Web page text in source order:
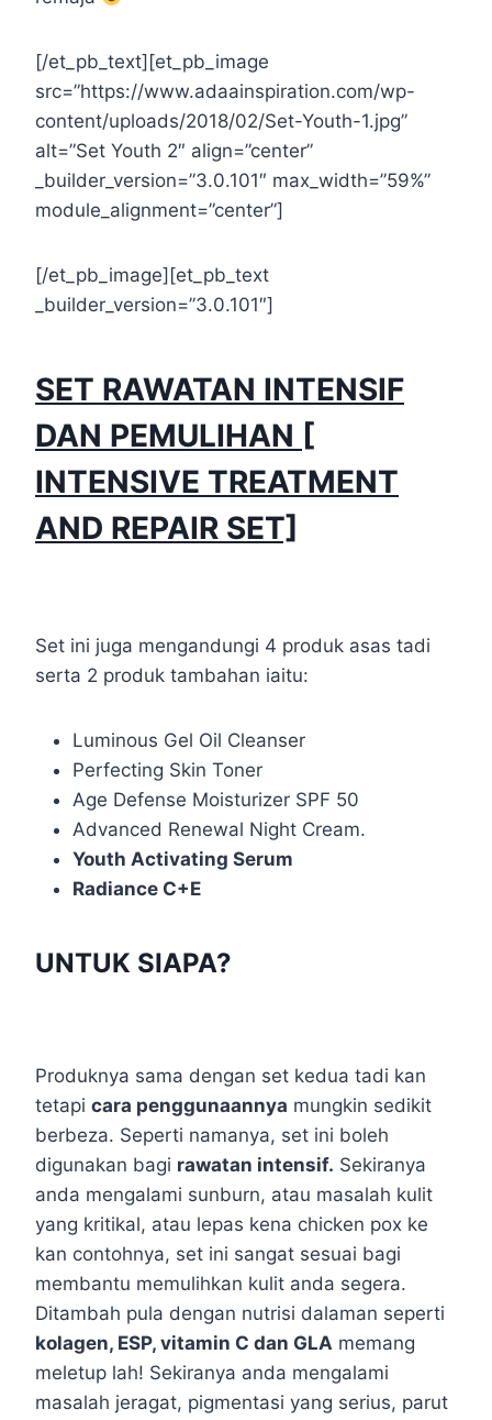
[/et_pb_text][et_pb_image
src=”https://www.adaainspiration.com/wp-
content/uploads/2018/02/Set-Youth-1.jpg”
alt=”Set Youth 2″ align=”center”
_builder_version=”3.0.101″ max_width=”59%”
module_alignment=”center”]
[/et_pb_image][et_pb_text
_builder_version=”3.0.101″]
SET RAWATAN INTENSIF
DAN PEMULIHAN [
INTENSIVE TREATMENT
AND REPAIR SET]
Set ini juga mengandungi 4 produk asas tadi
serta 2 produk tambahan iaitu:
Luminous Gel Oil Cleanser
Perfecting Skin Toner
Age Defense Moisturizer SPF 50
Advanced Renewal Night Cream.
Youth Activating Serum
Radiance C+E
UNTUK SIAPA?
Produknya sama dengan set kedua tadi kan
tetapi cara penggunaannya mungkin sedikit
berbeza. Seperti namanya, set ini boleh
digunakan bagi rawatan intensif. Sekiranya
anda mengalami sunburn, atau masalah kulit
yang kritikal, atau lepas kena chicken pox ke
kan contohnya, set ini sangat sesuai bagi
membantu memulihkan kulit anda segera.
Ditambah pula dengan nutrisi dalaman seperti
kolagen, ESP, vitamin C dan GLA memang
meletup lah! Sekiranya anda mengalami
masalah jeragat, pigmentasi yang serius, parut